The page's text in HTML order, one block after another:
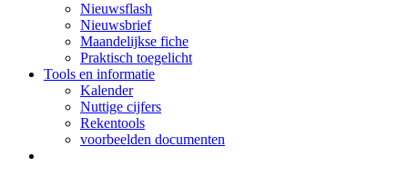
Nieuwsflash
Nieuwsbrief
Maandelijkse fiche
Praktisch toegelicht
Tools en informatie
Kalender
Nuttige cijfers
Rekentools
voorbeelden documenten